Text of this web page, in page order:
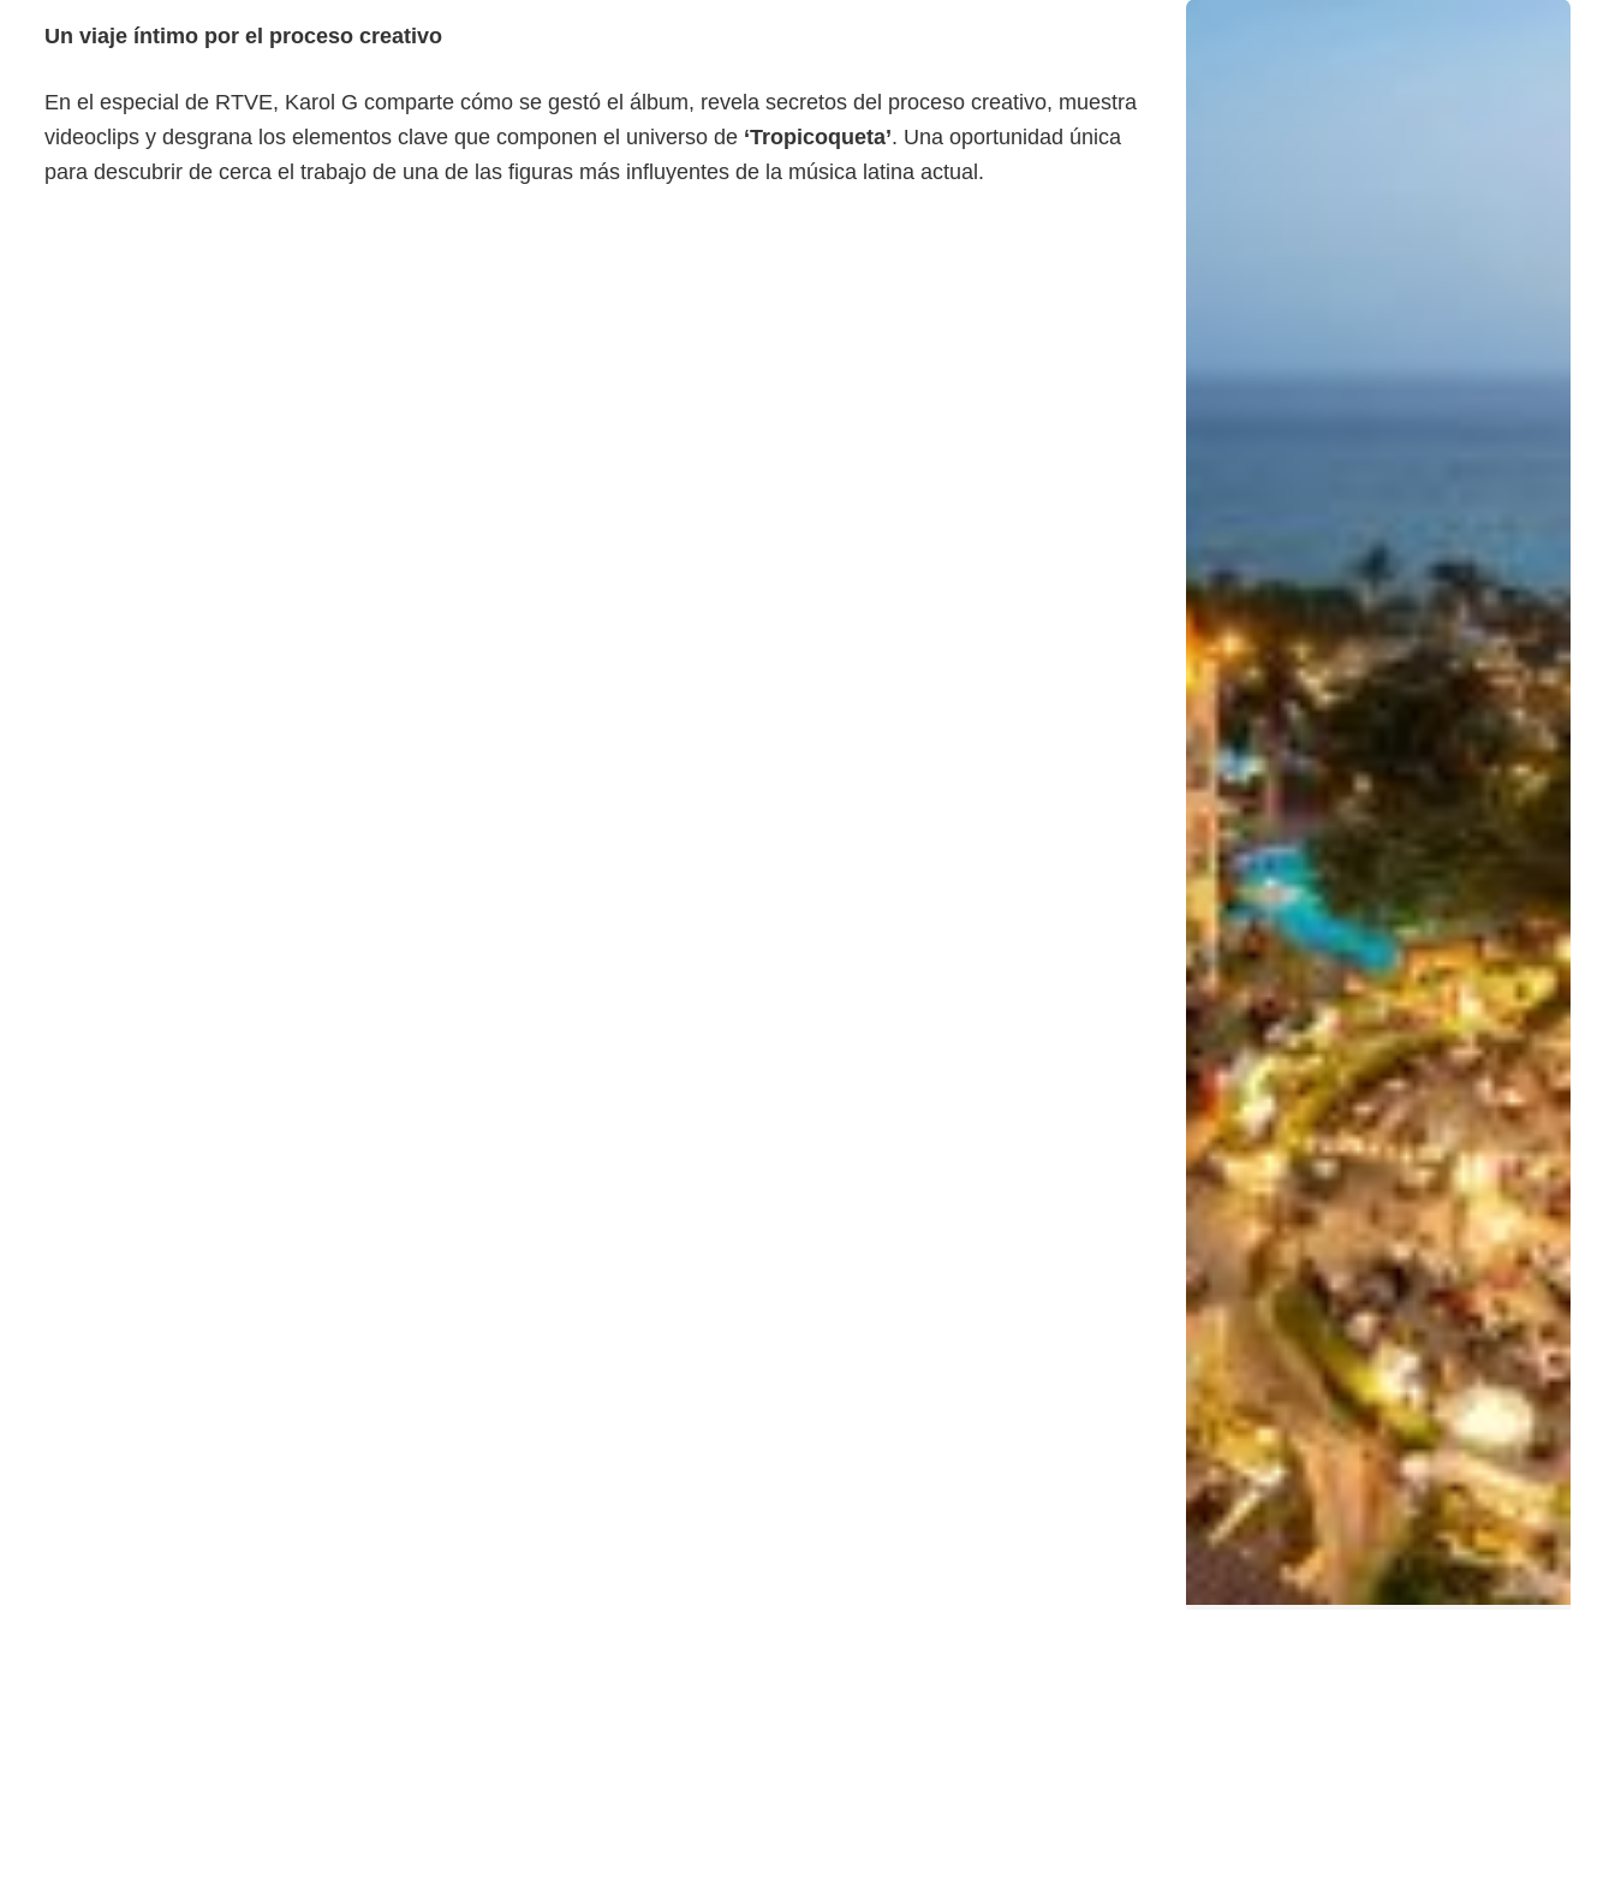
Un viaje íntimo por el proceso creativo
En el especial de RTVE, Karol G comparte cómo se gestó el álbum, revela secretos del proceso creativo, muestra
videoclips y desgrana los elementos clave que componen el universo de ‘Tropicoqueta’. Una oportunidad única
para descubrir de cerca el trabajo de una de las figuras más influyentes de la música latina actual.